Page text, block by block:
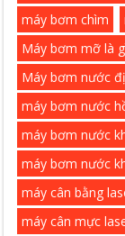
máy bơm chìm
Máy bơm mỡ là
Máy bơm nước
máy bơm nước
máy bơm nước
máy bơm nước
máy cân bằng
máy cân mực